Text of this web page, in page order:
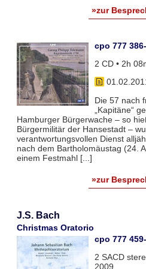
»zur
cpo 777
2 CD • 2h
Die 57 nach
„Kapitäne“
Hamburger Bürgerwache – so
Bürgermilitär der Hansestadt –
verantwortungsvollen Dienst
nach dem Bartholomäustag (24.
einem Festmahl [...]
»zur
J.S. Bach
Christmas Oratorio
cpo 777
2 SACD
2009